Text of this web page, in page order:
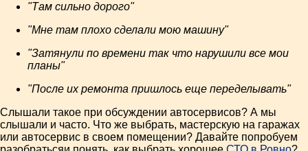
"Там сильно дорого"
"Мне там плохо сделали мою машину"
"Затянули по времени так что нарушили все мои
планы"
"После их ремонта пришлось еще переделывать"
Слышали такое при обсуждении автосервисов? А мы
слышали и часто. Что же выбрать, мастерскую на гаражах
или автосервис в своем помещении? Давайте попробуем